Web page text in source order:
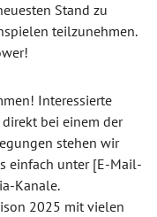
Stand zu
teilzunehmen.
Interessierte
bei einem der
stehen wir
einfach unter [E-Mail-
Kanale.
2025 mit vielen